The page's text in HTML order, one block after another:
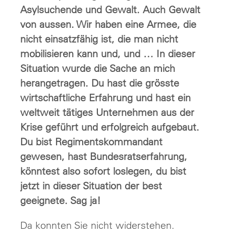
Asylsuchende und Gewalt. Auch Gewalt
von aussen. Wir haben eine Armee, die
nicht einsatzfähig ist, die man nicht
mobilisieren kann und, und … In dieser
Situation wurde die Sache an mich
herangetragen. Du hast die grösste
wirtschaftliche Erfahrung und hast ein
weltweit tätiges Unternehmen aus der
Krise geführt und erfolgreich aufgebaut.
Du bist Regimentskommandant
gewesen, hast Bundesratserfahrung,
könntest also sofort loslegen, du bist
jetzt in dieser Situation der best
geeignete. Sag ja!
Da konnten Sie nicht widerstehen.